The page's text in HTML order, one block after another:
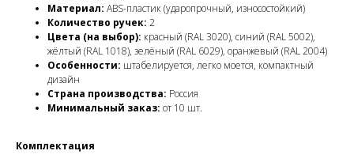
Материал: ABS-пластик (ударопрочный, износостойкий)
Количество ручек: 2
Цвета (на выбор): красный (RAL 3020), синий (RAL 5002),
жёлтый (RAL 1018), зелёный (RAL 6029), оранжевый (RAL 2004)
Особенности: штабелируется, легко моется, компактный
дизайн
Страна производства: Россия
Минимальный заказ: от 10 шт.
Комплектация